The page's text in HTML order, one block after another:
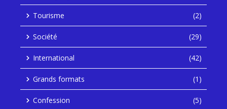
Tourisme (2)
Société (29)
International (42)
Grands formats (1)
Confession (5)